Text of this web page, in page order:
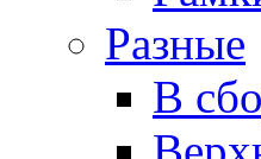
Разные
В